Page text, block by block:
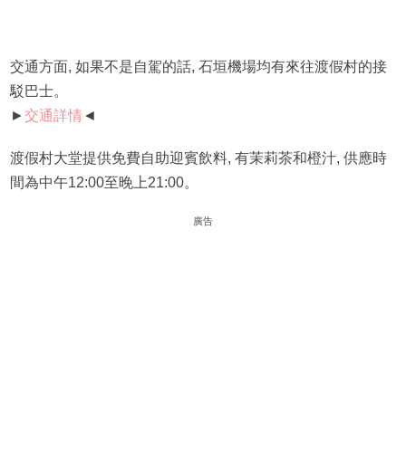
交通方面, 如果不是自駕的話, 石垣機場均有來往渡假村的接
駁巴士。
►交通詳情 ◄
渡假村大堂提供免費自助迎賓飲料, 有茉莉茶和橙汁, 供應時
間為中午12:00至晚上21:00。
廣告